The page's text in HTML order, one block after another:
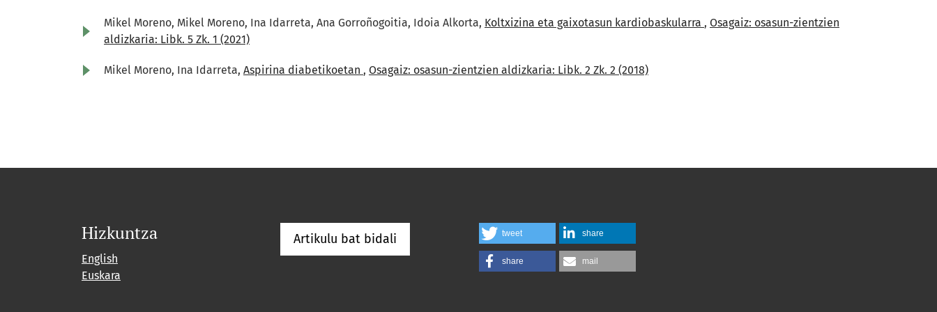
Mikel Moreno, Mikel Moreno, Ina Idarreta, Ana Gorroñogoitia, Idoia Alkorta, Koltxizina eta gaixotasun kardiobaskularra , Osagaiz: osasun-zientzien
aldizkaria: Libk. 5 Zk. 1 (2021)
Mikel Moreno, Ina Idarreta, Aspirina diabetikoetan , Osagaiz: osasun-zientzien aldizkaria: Libk. 2 Zk. 2 (2018)
Hizkuntza
English
Euskara
Artikulu bat bidali tweet share
share mail